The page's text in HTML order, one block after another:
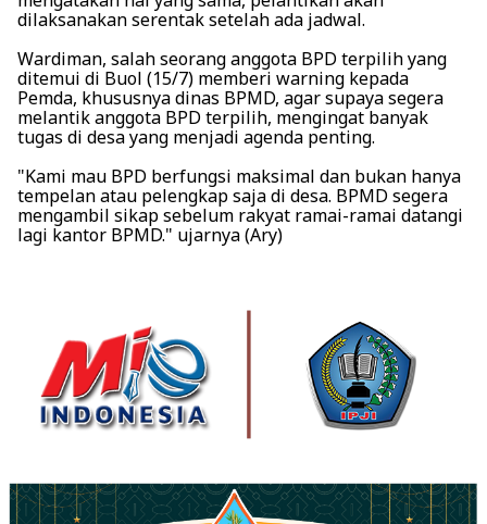
dilaksanakan serentak setelah ada jadwal.
Wardiman, salah seorang anggota BPD terpilih yang
ditemui di Buol (15/7) memberi warning kepada
Pemda, khususnya dinas BPMD, agar supaya segera
melantik anggota BPD terpilih, mengingat banyak
tugas di desa yang menjadi agenda penting.
"Kami mau BPD berfungsi maksimal dan bukan hanya
tempelan atau pelengkap saja di desa. BPMD segera
mengambil sikap sebelum rakyat ramai-ramai datangi
lagi kantor BPMD." ujarnya (Ary)